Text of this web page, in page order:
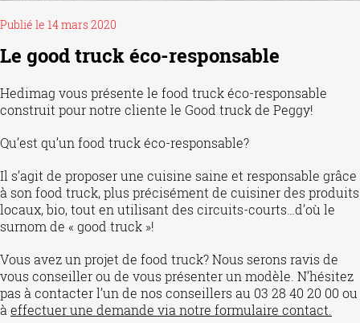
Publié le 14 mars 2020
Le good truck éco-responsable
Hedimag vous présente le food truck éco-responsable
construit pour notre cliente le Good truck de Peggy!
Qu’est qu’un food truck éco-responsable?
Il s’agit de proposer une cuisine saine et responsable grâce
à son food truck, plus précisément de cuisiner des produits
locaux, bio, tout en utilisant des circuits-courts…d’où le
surnom de « good truck »!
Vous avez un projet de food truck? Nous serons ravis de
vous conseiller ou de vous présenter un modèle. N’hésitez
pas à contacter l’un de nos conseillers au 03 28 40 20 00 ou
àeffectuer une demande via notre formulaire contact.